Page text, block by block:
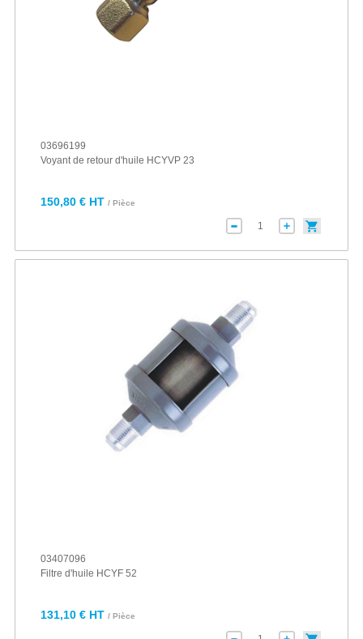
03696199
Voyant de retour d'huile HCYVP 23
150,80 € HT / Pièce
03407096
Filtre d'huile HCYF 52
131,10 € HT / Pièce